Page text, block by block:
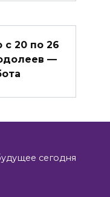
с 20 по 26
—
сегодня